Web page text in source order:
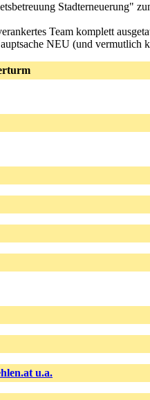
Stadterneuerung"
Team komplett
NEU (und vermutlich
u.a.